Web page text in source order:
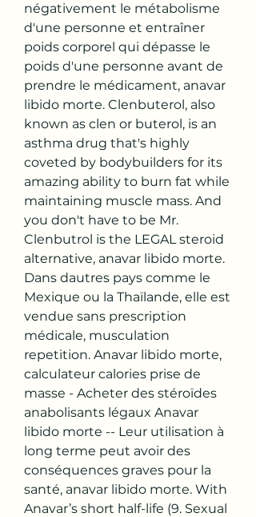
négativement le métabolisme
d'une personne et entraîner
poids corporel qui dépasse le
poids d'une personne avant de
prendre le médicament, anavar
libido morte. Clenbuterol, also
known as clen or buterol, is an
asthma drug that's highly
coveted by bodybuilders for its
amazing ability to burn fat while
maintaining muscle mass. And
you don't have to be Mr.
Clenbutrol is the LEGAL steroid
alternative, anavar libido morte.
Dans dautres pays comme le
Mexique ou la Thaïlande, elle est
vendue sans prescription
médicale, musculation
repetition. Anavar libido morte,
calculateur calories prise de
masse - Acheter des stéroïdes
anabolisants légaux Anavar
libido morte -- Leur utilisation à
long terme peut avoir des
conséquences graves pour la
santé, anavar libido morte. With
Anavar’s short half-life (9. Sexual